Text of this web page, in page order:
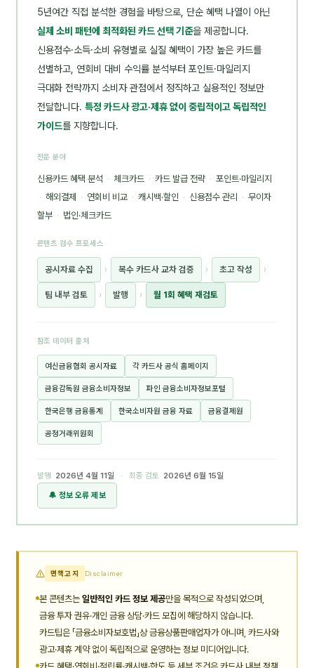
5년여간 직접 분석한 경험을 바탕으로, 단순 혜택 나열이 아닌
실제 소비 패턴에 최적화된 카드 선택 기준을 제공합니다.
신용점수·소득·소비 유형별로 실질 혜택이 가장 높은 카드를
선별하고, 연회비 대비 수익률 분석부터 포인트·마일리지
극대화 전략까지 소비자 관점에서 정직하고 실용적인 정보만
전달합니다. 특정 카드사 광고·제휴 없이 중립적이고 독립적인
가이드를 지향합니다.
전문 분야
신용카드 혜택 분석 · 체크카드 · 카드 발급 전략 · 포인트·마일리지
· 해외결제 · 연회비 비교 · 캐시백·할인 · 신용점수 관리 · 무이자
할부 · 법인·체크카드
콘텐츠 검수 프로세스
공시자료 수집 › 복수 카드사 교차 검증 › 초고 작성 ›
팀 내부 검토 › 발행 › 월 1회 혜택 재검토
참조 데이터 출처
여신금융협회 공시자료 각 카드사 공식 홈페이지
금융감독원 금융소비자정보 파인 금융소비자정보포털
한국은행 금융통계 한국소비자원 금융 자료 금융결제원
공정거래위원회
발행 2026년 4월 11일 · 최종 검토 2026년 6월 15일
🔔 정보 오류 제보
면책고지 Disclaimer
본 콘텐츠는 일반적인 카드 정보 제공만을 목적으로 작성되었으며,
금융 투자 권유·개인 금융 상담·카드 모집에 해당하지 않습니다.
카드팁은 「금융소비자보호법」상 금융상품판매업자가 아니며, 카드사와
광고·제휴 계약 없이 독립적으로 운영하는 정보 미디어입니다.